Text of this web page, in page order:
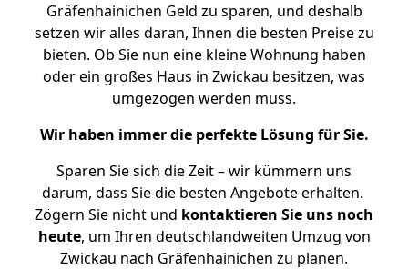
Gräfenhainichen Geld zu sparen, und deshalb
setzen wir alles daran, Ihnen die besten Preise zu
bieten. Ob Sie nun eine kleine Wohnung haben
oder ein großes Haus in Zwickau besitzen, was
umgezogen werden muss.
Wir haben immer die perfekte Lösung für Sie.
Sparen Sie sich die Zeit – wir kümmern uns
darum, dass Sie die besten Angebote erhalten.
Zögern Sie nicht und kontaktieren Sie uns noch
heute, um Ihren deutschlandweiten Umzug von
Zwickau nach Gräfenhainichen zu planen.